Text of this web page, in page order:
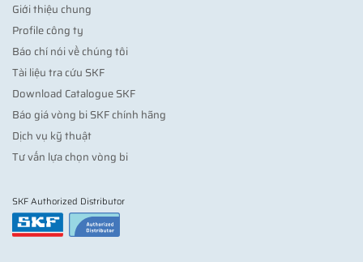
Giới thiệu chung
Profile công ty
Báo chí nói về chúng tôi
Tài liệu tra cứu SKF
Download Catalogue SKF
Báo giá vòng bi SKF chính hãng
Dịch vụ kỹ thuật
Tư vấn lựa chọn vòng bi
SKF Authorized Distributor